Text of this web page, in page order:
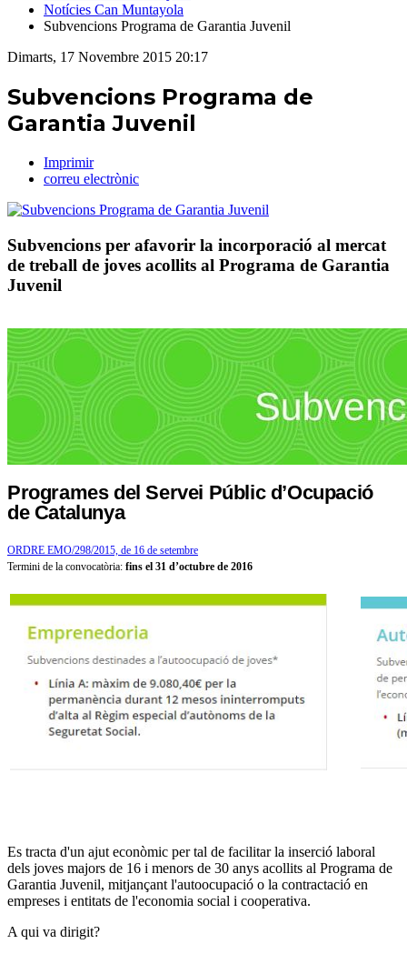
Notícies Can Muntayola
Subvencions Programa de Garantia Juvenil
Dimarts, 17 Novembre 2015 20:17
Subvencions Programa de
Garantia Juvenil
Imprimir
correu electrònic
Subvencions per afavorir la incorporació al mercat
de treball de joves acollits al Programa de Garantia
Juvenil
Programes del Servei Públic d’Ocupació
de Catalunya
ORDRE EMO/298/2015, de 16 de setembre
Termini de la convocatòria: fins el 31 d’octubre de 2016
Es tracta d'un ajut econòmic per tal de facilitar la inserció laboral
dels joves majors de 16 i menors de 30 anys acollits al Programa de
Garantia Juvenil, mitjançant l'autoocupació o la contractació en
empreses i entitats de l'economia social i cooperativa.
A qui va dirigit?